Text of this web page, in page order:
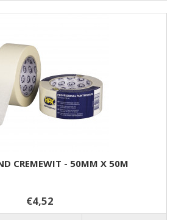
CREMEWIT - 50MM X 50M
€4,52